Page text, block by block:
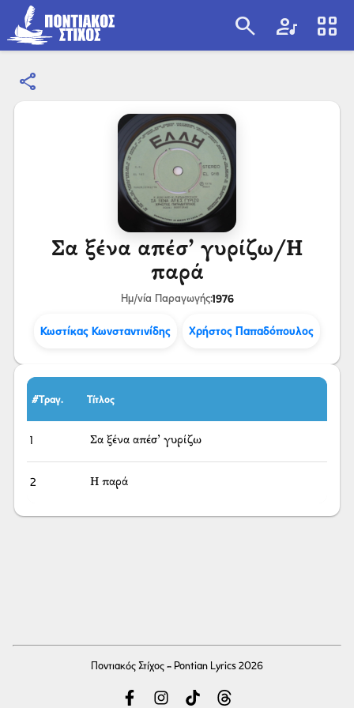
search artist view_cozy
share
Σα ξένα απέσ’ γυρίζω/Η
παρά
Ημ/νία Παραγωγής:1976
Κωστίκας Κωνσταντινίδης Χρήστος Παπαδόπουλος
#Τραγ. Τίτλος
1 Σα ξένα απέσ’ γυρίζω
2 Η παρά
Ποντιακός Στίχος - Pontian Lyrics 2026